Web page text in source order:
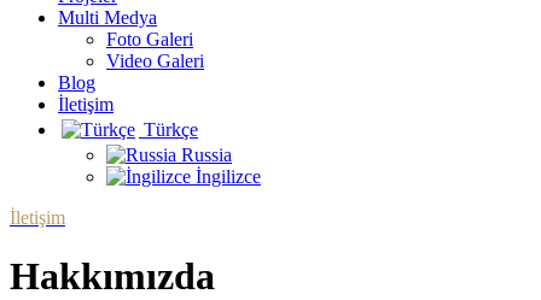
Multi Medya
Foto Galeri
Video Galeri
Blog
İletişim
Türkçe
Russia
İngilizce
İletişim
Hakkımızda